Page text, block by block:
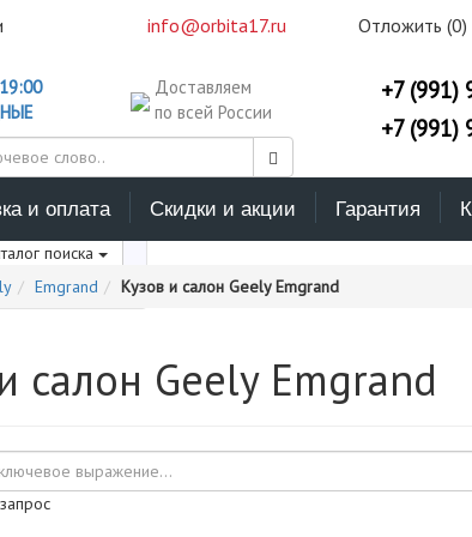
info@orbita17.ru Отложить (0)
Доставляем
по всей России
поиска
+7 (991)
+7 (991)
и оплата Скидки и акции Гарантия
Emgrand Кузов и салон Geely Emgrand
салон Geely Emgrand